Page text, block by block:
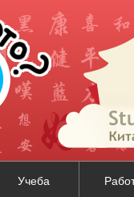
Учеба